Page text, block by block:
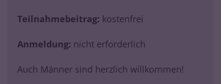
Teilnahmebeitrag: kostenfrei
Anmeldung: nicht erforderlich
Auch Männer sind herzlich willkommen!